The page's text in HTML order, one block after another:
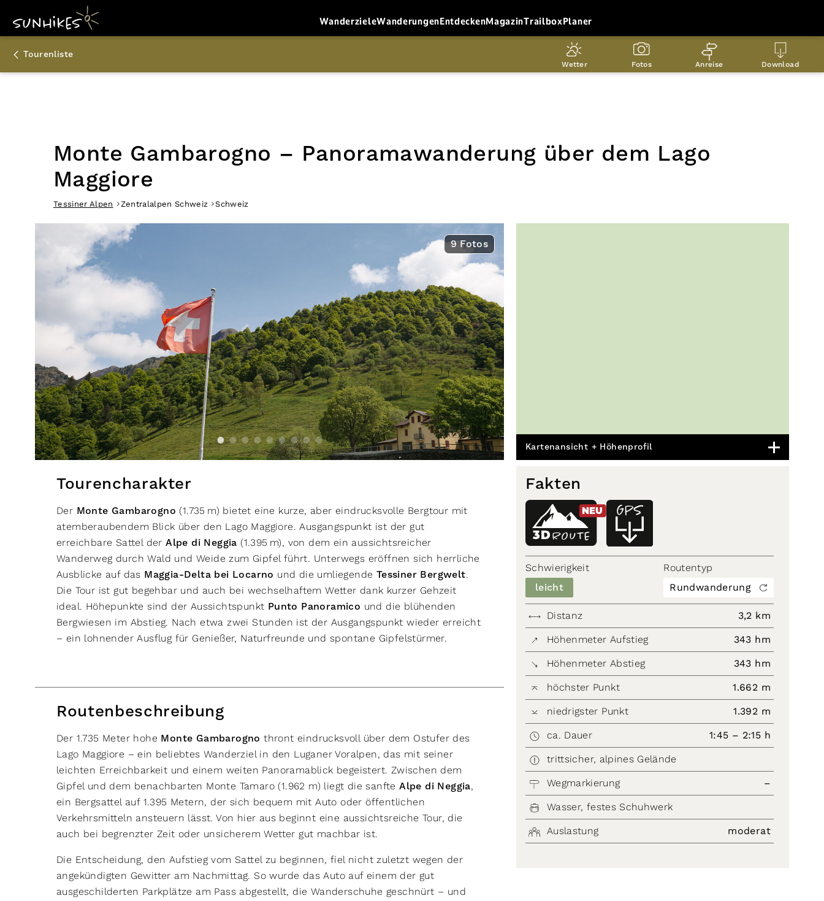
WanderzieleWanderungenEntdeckenMagazinTrailboxPlaner
Tourenliste
Wetter Fotos Anreise Download
Monte Gambarogno – Panoramawanderung über dem Lago
Maggiore
Tessiner Alpen Zentralalpen Schweiz Schweiz
9 Fotos
Kartenansicht + Höhenprofil
Tourencharakter
Der Monte Gambarogno (1.735 m) bietet eine kurze, aber eindrucksvolle Bergtour mit
atemberaubendem Blick über den Lago Maggiore. Ausgangspunkt ist der gut
erreichbare Sattel derAlpe di Neggia (1.395 m), von dem ein aussichtsreicher
Wanderweg durch Wald und Weide zum Gipfel führt. Unterwegs eröffnen sich herrliche
Ausblicke auf das Maggia-Delta bei Locarno und die umliegende Tessiner Bergwelt.
Die Tour ist gut begehbar und auch bei wechselhaftem Wetter dank kurzer Gehzeit
ideal. Höhepunkte sind der Aussichtspunkt Punto Panoramico und die blühenden
Bergwiesen im Abstieg. Nach etwa zwei Stunden ist der Ausgangspunkt wieder erreicht
– ein lohnender Ausflug für Genießer, Naturfreunde und spontane Gipfelstürmer.
Routenbeschreibung
Der 1.735 Meter hohe Monte Gambarogno thront eindrucksvoll über dem Ostufer des
Lago Maggiore – ein beliebtes Wanderziel in den Luganer Voralpen, das mit seiner
leichten Erreichbarkeit und einem weiten Panoramablick begeistert. Zwischen dem
Gipfel und dem benachbarten Monte Tamaro (1.962 m) liegt die sanfteAlpe di Neggia,
ein Bergsattel auf 1.395 Metern, der sich bequem mit Auto oder öffentlichen
Verkehrsmitteln ansteuern lässt. Von hier aus beginnt eine aussichtsreiche Tour, die
auch bei begrenzter Zeit oder unsicherem Wetter gut machbar ist.
Die Entscheidung, den Aufstieg vom Sattel zu beginnen, fiel nicht zuletzt wegen der
angekündigten Gewitter am Nachmittag. So wurde das Auto auf einem der gut
ausgeschilderten Parkplätze am Pass abgestellt, die Wanderschuhe geschnürt – und
Fakten
ROUTE
3D
NEU
Schwierigkeit
leicht
Routentyp
Rundwanderung
Distanz 3,2 km
Höhenmeter Aufstieg 343 hm
Höhenmeter Abstieg 343 hm
höchster Punkt 1.662 m
niedrigster Punkt 1.392 m
ca. Dauer 1:45 – 2:15 h
trittsicher, alpines Gelände
Wegmarkierung –
Wasser, festes Schuhwerk
Auslastung moderat